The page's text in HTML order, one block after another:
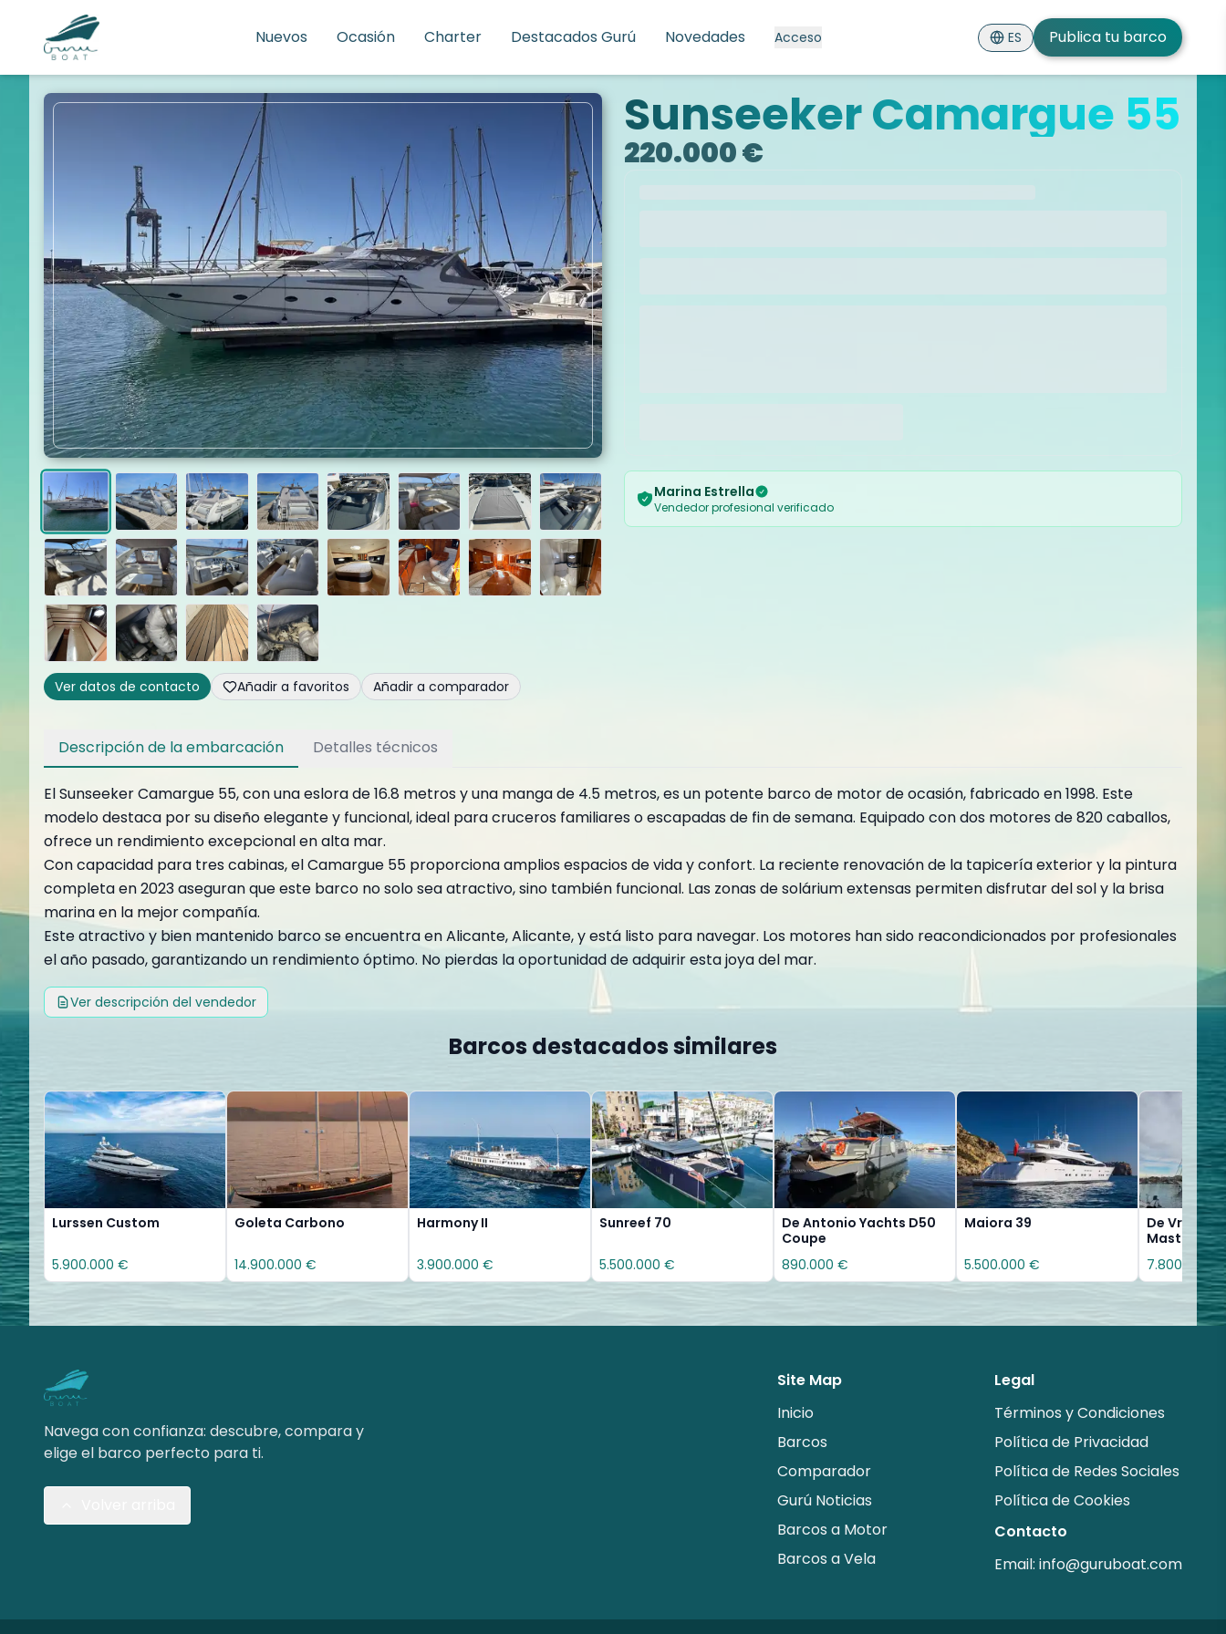
Nuevos Ocasión Charter Destacados Gurú Novedades Acceso ES Publica tu barco
Ver datos de contacto Añadir a favoritos Añadir a comparador
Sunseeker Camargue 55
220.000 €
Marina Estrella
Vendedor profesional verificado
Descripción de la embarcación Detalles técnicos
El Sunseeker Camargue 55, con una eslora de 16.8 metros y una manga de 4.5 metros, es un potente barco de motor de ocasión, fabricado en 1998. Este
modelo destaca por su diseño elegante y funcional, ideal para cruceros familiares o escapadas de fin de semana. Equipado con dos motores de 820 caballos,
ofrece un rendimiento excepcional en alta mar.
Con capacidad para tres cabinas, el Camargue 55 proporciona amplios espacios de vida y confort. La reciente renovación de la tapicería exterior y la pintura
completa en 2023 aseguran que este barco no solo sea atractivo, sino también funcional. Las zonas de solárium extensas permiten disfrutar del sol y la brisa
marina en la mejor compañía.
Este atractivo y bien mantenido barco se encuentra en Alicante, Alicante, y está listo para navegar. Los motores han sido reacondicionados por profesionales
el año pasado, garantizando un rendimiento óptimo. No pierdas la oportunidad de adquirir esta joya del mar.
Ver descripción del vendedor
Barcos destacados similares
Lurssen Custom
5.900.000 €
Goleta Carbono
14.900.000 €
Harmony II
3.900.000 €
Sunreef 70
5.500.000 €
De Antonio Yachts D50
Coupe
890.000 €
Maiora 39
5.500.000 €
De Vries
Mast
7.800.000 €
Navega con confianza: descubre, compara y
elige el barco perfecto para ti.
Site Map
Inicio
Barcos
Comparador
Gurú Noticias
Barcos a Motor
Barcos a Vela
Legal
Términos y Condiciones
Política de Privacidad
Política de Redes Sociales
Política de Cookies
Contacto
Email: info@guruboat.com